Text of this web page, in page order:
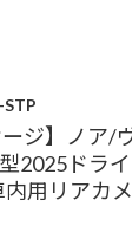
ージ】ノア/
2025ドラ
用リアカ